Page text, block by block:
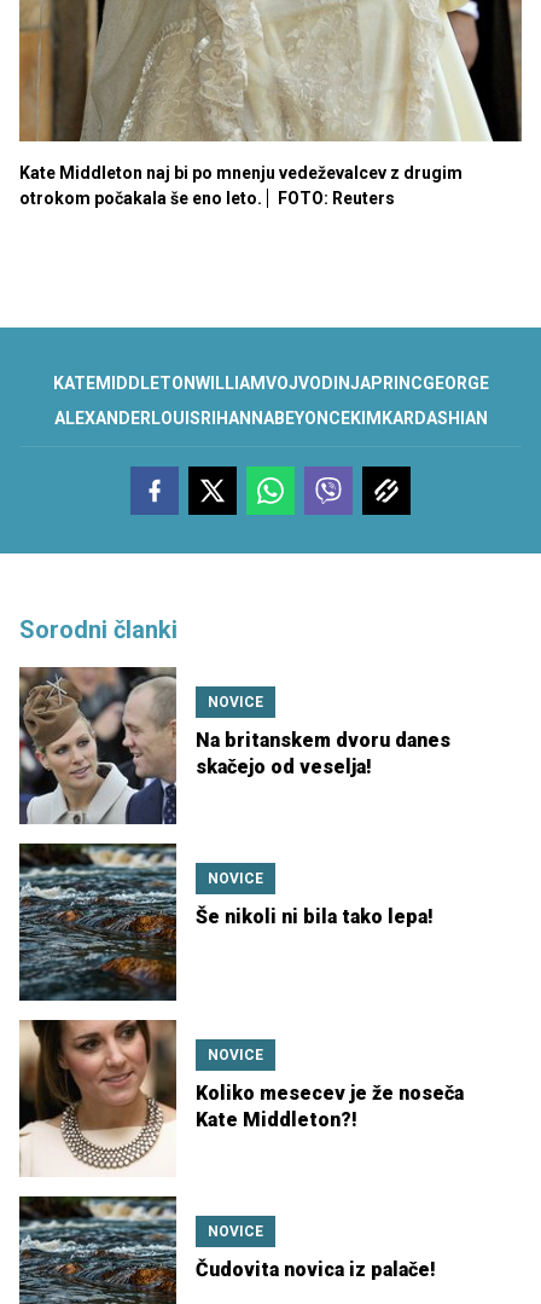
Kate Middleton naj bi po mnenju vedeževalcev z drugim
otrokom počakala še eno leto.
FOTO: Reuters
KATEMIDDLETONWILLIAMVOJVODINJAPRINCGEORGE
ALEXANDER LOUIS RIHANNABEYONCEKIM KARDASHIAN
Sorodni članki
NOVICE
Na britanskem dvoru danes
skačejo od veselja!
NOVICE
Še nikoli ni bila tako lepa!
NOVICE
Koliko mesecev je že noseča
Kate Middleton?!
NOVICE
Čudovita novica iz palače!